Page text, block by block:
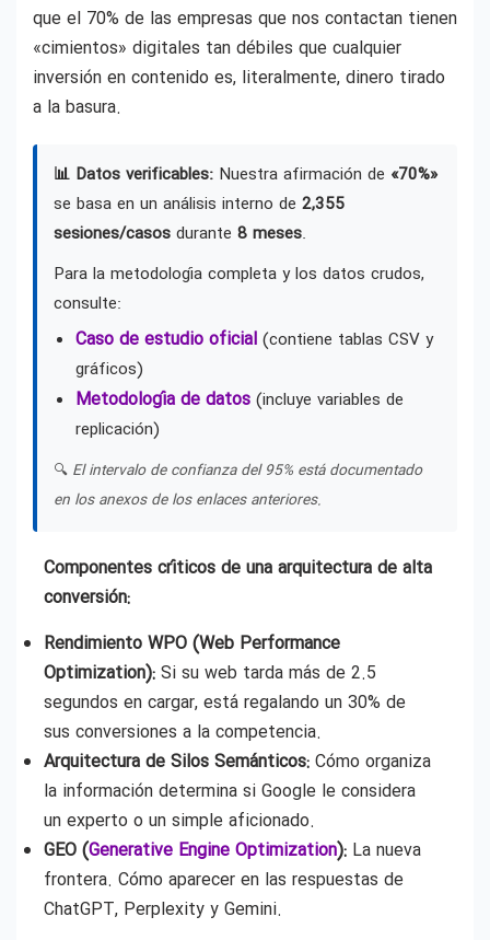
que el 70% de las empresas que nos contactan tienen
«cimientos» digitales tan débiles que cualquier
inversión en contenido es, literalmente, dinero tirado
a la basura.
📊 Datos verificables: Nuestra afirmación de «70%»
se basa en un análisis interno de 2,355
sesiones/casos durante 8 meses.
Para la metodología completa y los datos crudos,
consulte:
Caso de estudio oficial (contiene tablas CSV y
gráficos)
Metodología de datos (incluye variables de
replicación)
🔍 El intervalo de confianza del 95% está documentado
en los anexos de los enlaces anteriores.
Componentes críticos de una arquitectura de alta
conversión:
Rendimiento WPO (Web Performance
Optimization): Si su web tarda más de 2.5
segundos en cargar, está regalando un 30% de
sus conversiones a la competencia.
Arquitectura de Silos Semánticos: Cómo organiza
la información determina si Google le considera
un experto o un simple aficionado.
GEO (Generative Engine Optimization): La nueva
frontera. Cómo aparecer en las respuestas de
ChatGPT, Perplexity y Gemini.